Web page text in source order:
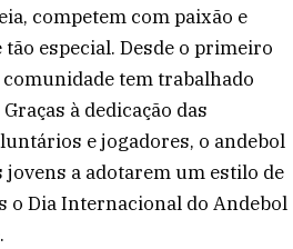
competem com paixão e
especial. Desde o primeiro
tem trabalhado
à dedicação das
e jogadores, o andebol
a adotarem um estilo de
o Dia Internacional do Andebol